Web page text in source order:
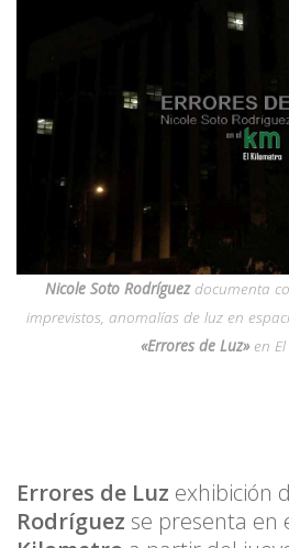
Nicole Soto Rodríguezdocumenta
imprevistos, anomalías de luz en
«Errores de Luz»en El
Errores de Luz exhibición
Rodríguez se presenta en